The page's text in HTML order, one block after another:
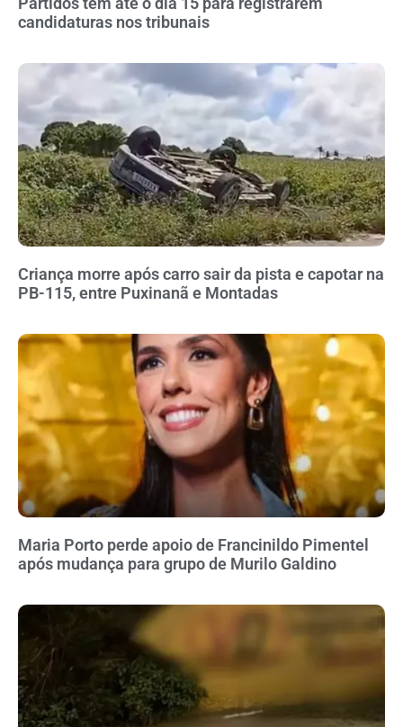
candidaturas nos tribunais
Criança morre após carro sair da pista e capotar na
PB-115, entre Puxinanã e Montadas
Maria Porto perde apoio de Francinildo Pimentel
após mudança para grupo de Murilo Galdino